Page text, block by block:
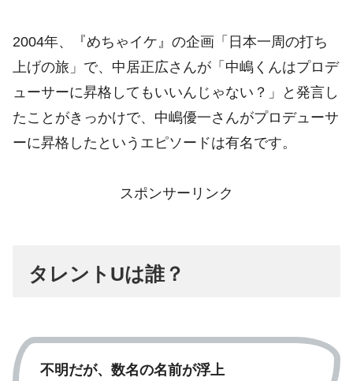
2004年、『めちゃイケ』の企画「日本一周の打ち
上げの旅」で、中居正広さんが「中嶋くんはプロデ
ューサーに昇格してもいいんじゃない？」と発言し
たことがきっかけで、中嶋優一さんがプロデューサ
ーに昇格したというエピソードは有名です。
スポンサーリンク
タレントUは誰？
不明だが、数名の名前が浮上